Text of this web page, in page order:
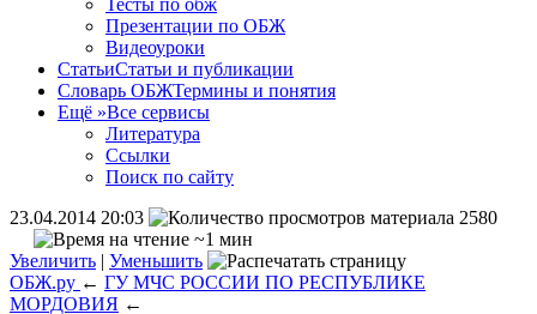
Тесты по обж
Презентации по ОБЖ
Видеоуроки
СтатьиСтатьи и публикации
Словарь ОБЖТермины и понятия
Ещё »Все сервисы
Литература
Ссылки
Поиск по сайту
23.04.2014 20:03
2580
~1 мин
Увеличить | Уменьшить
ОБЖ.ру ← ГУ МЧС РОССИИ ПО РЕСПУБЛИКЕ
МОРДОВИЯ ←